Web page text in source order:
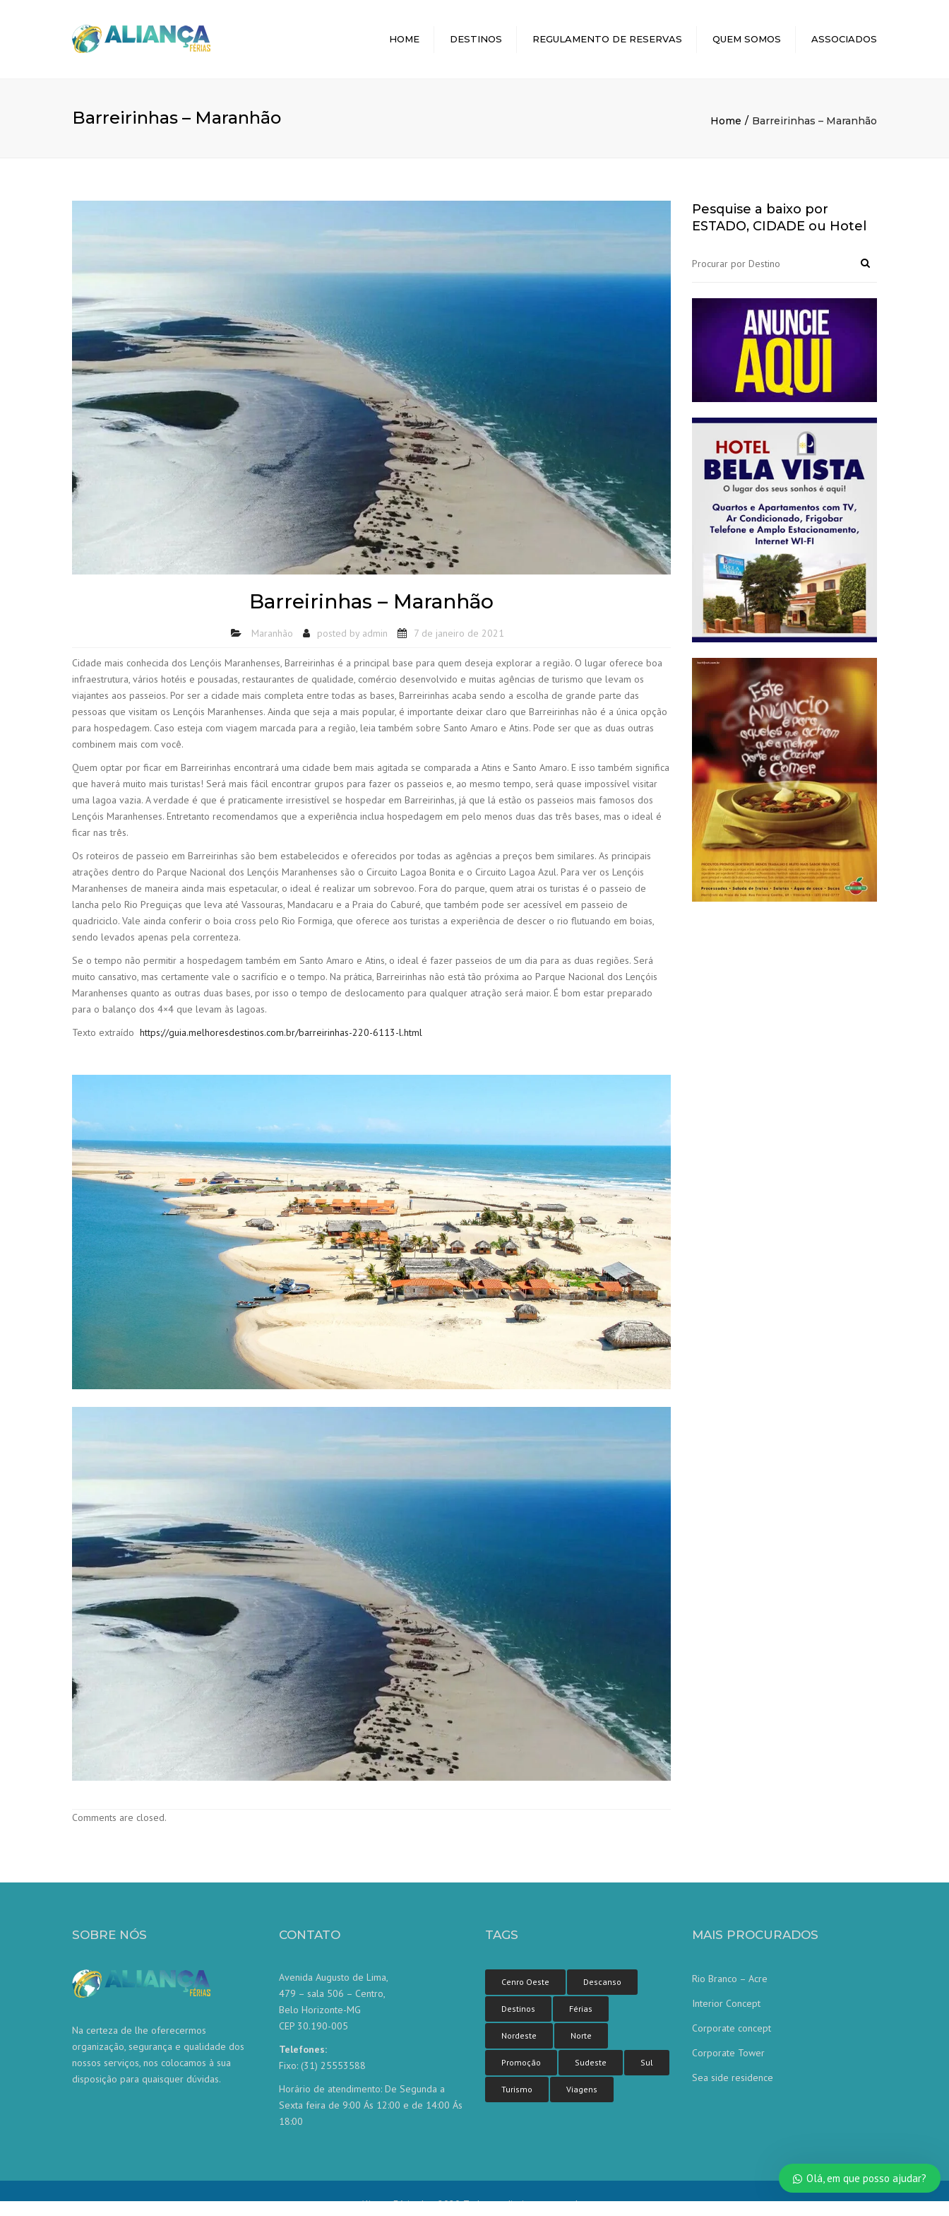
HOME DESTINOS REGULAMENTO DE RESERVAS QUEM SOMOS ASSOCIADOS
Barreirinhas – Maranhão Home Barreirinhas – Maranhão
Barreirinhas – Maranhão
Maranhão posted by admin 7 de janeiro de 2021
Cidade mais conhecida dos Lençóis Maranhenses, Barreirinhas é a principal base para quem deseja explorar a região. O lugar oferece boa
infraestrutura, vários hotéis e pousadas, restaurantes de qualidade, comércio desenvolvido e muitas agências de turismo que levam os
viajantes aos passeios. Por ser a cidade mais completa entre todas as bases, Barreirinhas acaba sendo a escolha de grande parte das
pessoas que visitam os Lençóis Maranhenses. Ainda que seja a mais popular, é importante deixar claro que Barreirinhas não é a única opção
para hospedagem. Caso esteja com viagem marcada para a região, leia também sobre Santo Amaro e Atins. Pode ser que as duas outras
combinem mais com você.
Quem optar por ficar em Barreirinhas encontrará uma cidade bem mais agitada se comparada a Atins e Santo Amaro. E isso também significa
que haverá muito mais turistas! Será mais fácil encontrar grupos para fazer os passeios e, ao mesmo tempo, será quase impossível visitar
uma lagoa vazia. A verdade é que é praticamente irresistível se hospedar em Barreirinhas, já que lá estão os passeios mais famosos dos
Lençóis Maranhenses. Entretanto recomendamos que a experiência inclua hospedagem em pelo menos duas das três bases, mas o ideal é
ficar nas três.
Os roteiros de passeio em Barreirinhas são bem estabelecidos e oferecidos por todas as agências a preços bem similares. As principais
atrações dentro do Parque Nacional dos Lençóis Maranhenses são o Circuito Lagoa Bonita e o Circuito Lagoa Azul. Para ver os Lençóis
Maranhenses de maneira ainda mais espetacular, o ideal é realizar um sobrevoo. Fora do parque, quem atrai os turistas é o passeio de
lancha pelo Rio Preguiças que leva até Vassouras, Mandacaru e a Praia do Caburé, que também pode ser acessível em passeio de
quadriciclo. Vale ainda conferir o boia cross pelo Rio Formiga, que oferece aos turistas a experiência de descer o rio flutuando em boias,
sendo levados apenas pela correnteza.
Se o tempo não permitir a hospedagem também em Santo Amaro e Atins, o ideal é fazer passeios de um dia para as duas regiões. Será
muito cansativo, mas certamente vale o sacrifício e o tempo. Na prática, Barreirinhas não está tão próxima ao Parque Nacional dos Lençóis
Maranhenses quanto as outras duas bases, por isso o tempo de deslocamento para qualquer atração será maior. É bom estar preparado
para o balanço dos 4×4 que levam às lagoas.
Texto extraído https://guia.melhoresdestinos.com.br/barreirinhas-220-6113-l.html
Comments are closed.
Pesquise a baixo por
ESTADO, CIDADE ou Hotel
SOBRE NÓS
Na certeza de lhe oferecermos
organização, segurança e qualidade dos
nossos serviços, nos colocamos à sua
disposição para quaisquer dúvidas.
CONTATO
Avenida Augusto de Lima,
479 – sala 506 – Centro,
Belo Horizonte-MG
CEP 30.190-005
Telefones:
Fixo: (31) 25553588
Horário de atendimento: De Segunda a
Sexta feira de 9:00 Ás 12:00 e de 14:00 Ás
18:00
TAGS
Cenro Oeste Descanso
Destinos Férias
Nordeste Norte
Promoção Sudeste Sul
Turismo Viagens
MAIS PROCURADOS
Rio Branco – Acre
Interior Concept
Corporate concept
Corporate Tower
Sea side residence
Aliança Férias | © 2020 Todos os direitos reservados.
Olá, em que posso ajudar?